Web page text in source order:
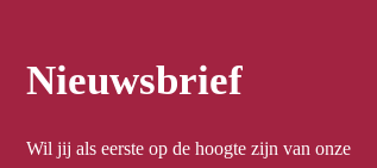
Nieuwsbrief
Wil jij als eerste op de hoogte zijn van onze